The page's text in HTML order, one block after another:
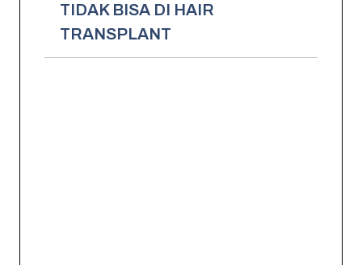
TIDAK BISA DI HAIR
TRANSPLANT